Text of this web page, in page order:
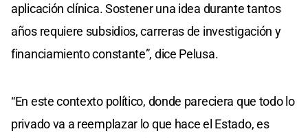
aplicación clínica. Sostener una idea durante tantos
años requiere subsidios, carreras de investigación y
financiamiento constante”, dice Pelusa.
“En este contexto político, donde pareciera que todo lo
privado va a reemplazar lo que hace el Estado, es